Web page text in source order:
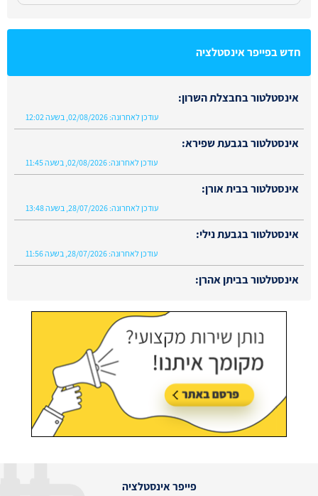
חדש בפייפר אינסטלציה
אינסטלטור בחבצלת השרון:
עודכן לאחרונה: 02/08/2026, בשעה 12:02
אינסטלטור בגבעת שפירא:
עודכן לאחרונה: 02/08/2026, בשעה 11:45
אינסטלטור בבית אורן:
עודכן לאחרונה: 28/07/2026, בשעה 13:48
אינסטלטור בגבעת נילי:
עודכן לאחרונה: 28/07/2026, בשעה 11:56
אינסטלטור בביתן אהרן:
פייפר אינסטלציה